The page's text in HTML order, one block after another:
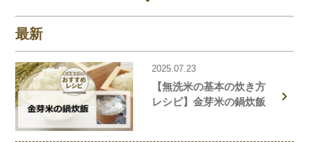
最新
2025.07.23
【無洗米の基本の炊き方
レシピ】金芽米の鍋炊飯